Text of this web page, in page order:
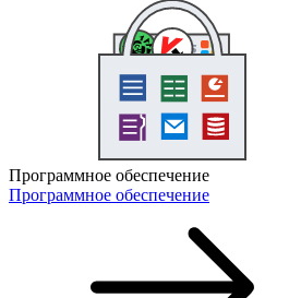
Программное обеспечение
Программное обеспечение